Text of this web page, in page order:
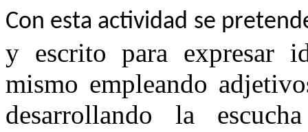
Con esta actividad se
y escrito para expresar
mismo empleando
desarrollando la